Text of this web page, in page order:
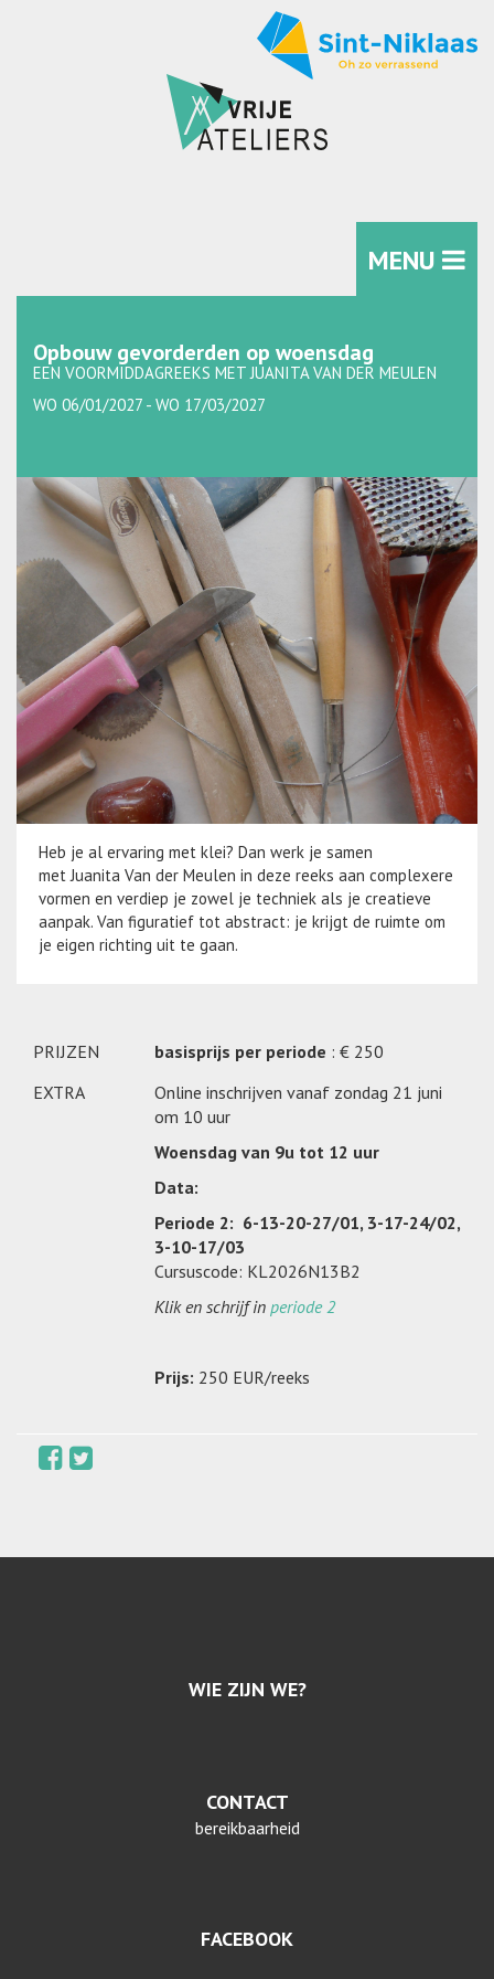
MENU
Opbouw gevorderden op woensdag
EEN VOORMIDDAGREEKS MET JUANITA VAN DER MEULEN
WO 06/01/2027 - WO 17/03/2027
Heb je al ervaring met klei? Dan werk je samen
met Juanita Van der Meulen in deze reeks aan complexere
vormen en verdiep je zowel je techniek als je creatieve
aanpak. Van figuratief tot abstract: je krijgt de ruimte om
je eigen richting uit te gaan.
PRIJZEN basisprijs per periode : € 250
EXTRA
Online inschrijven vanaf zondag 21 juni
om 10 uur
Woensdag van 9u tot 12 uur
Data:
Periode 2: 6-13-20-27/01, 3-17-24/02,
3-10-17/03
Cursuscode: KL2026N13B2
Klik en schrijf in periode 2
Prijs: 250 EUR/reeks
WIE ZIJN WE?
CONTACT
bereikbaarheid
FACEBOOK